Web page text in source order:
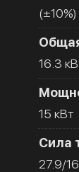
16.3
15 кВт
Сила
27.9/